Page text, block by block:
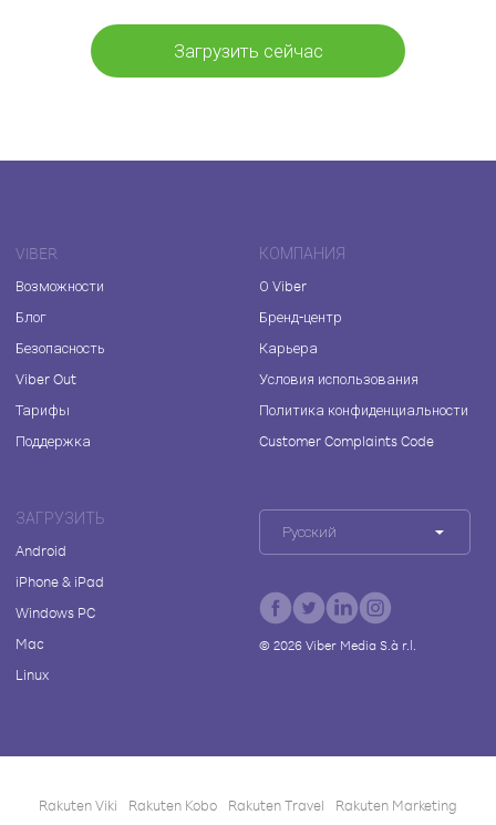
Загрузить сейчас
VIBER
Возможности
Блог
Безопасность
Viber Out
Тарифы
Поддержка
КОМПАНИЯ
О Viber
Бренд-центр
Карьера
Условия использования
Политика конфиденциальности
Customer Complaints Code
ЗАГРУЗИТЬ
Android
iPhone & iPad
Windows PC
Mac
Linux
Русский
© 2026Viber Media S.à r.l.
Rakuten Viki Rakuten Kobo Rakuten Travel Rakuten Marketing